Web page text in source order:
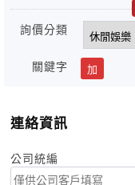
詢價分類
關鍵字 加
連絡資訊
公司統編